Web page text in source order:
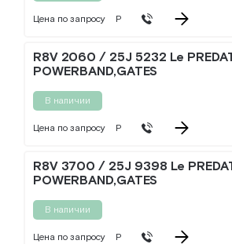
Цена по запросу Р
R8V 2060 / 25J 5232 Le
POWERBAND,GATES
В наличии
Цена по запросу Р
R8V 3700 / 25J 9398 Le
POWERBAND,GATES
В наличии
Цена по запросу Р